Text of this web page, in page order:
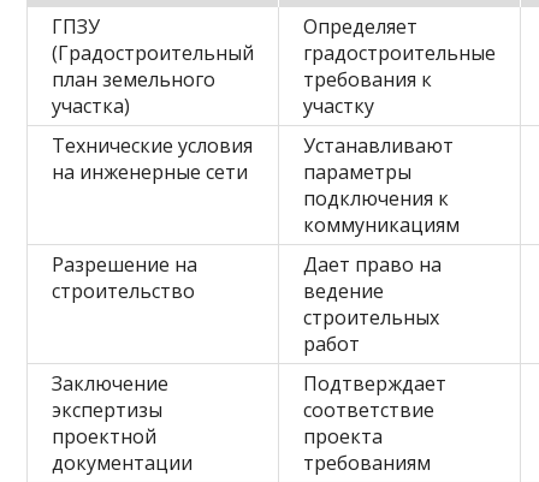
ГПЗУ
(Градостроительный
план земельного
участка)
Определяет
градостроительные
требования к
участку
Технические условия
на инженерные сети
Устанавливают
параметры
подключения к
коммуникациям
Разрешение на
строительство
Дает право на
ведение
строительных
работ
Заключение
экспертизы
проектной
документации
Подтверждает
соответствие
проекта
требованиям